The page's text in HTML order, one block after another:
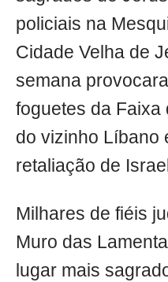
policiais na
Cidade Velha de
semana
foguetes da Faixa
do vizinho Líbano
retaliação de
Milhares de fiéis
Muro das
lugar mais